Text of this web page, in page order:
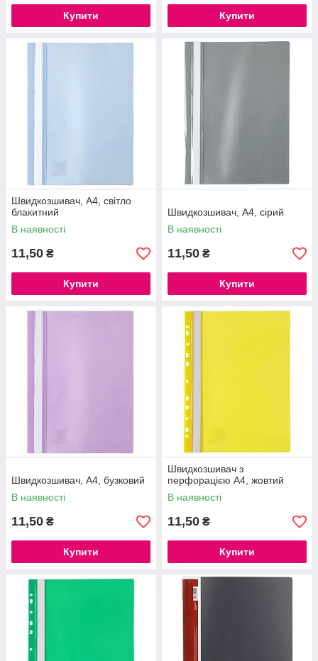
Купити Купити
Швидкозшивач, А4, світло
блакитний
В наявності
11,50 ₴
Купити
Швидкозшивач, А4, сірий
В наявності
11,50 ₴
Купити
Швидкозшивач, А4, бузковий
В наявності
11,50 ₴
Купити
Швидкозшивач з
перфорацією А4, жовтий
В наявності
11,50 ₴
Купити